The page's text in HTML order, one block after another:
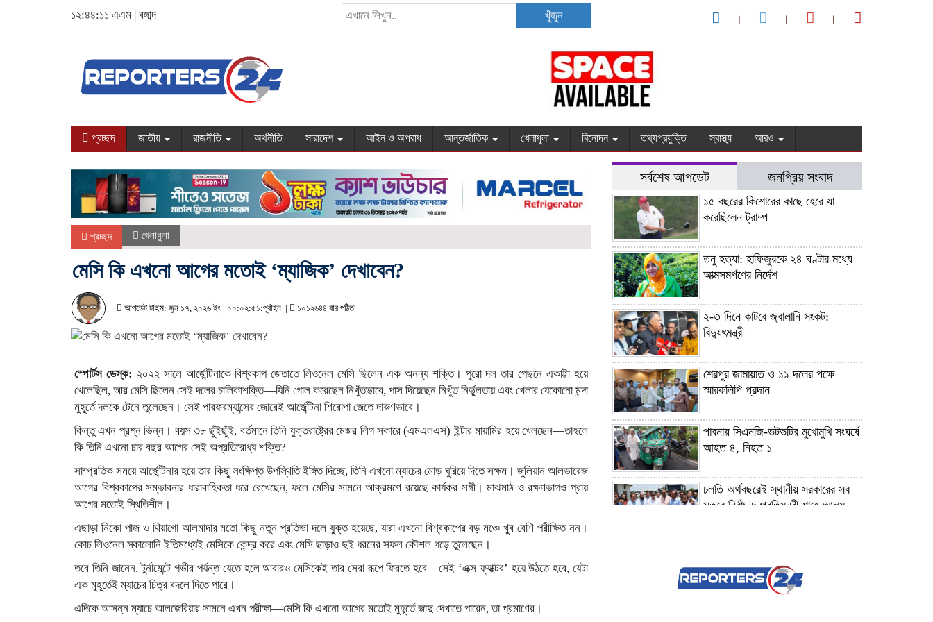
১২:৪৪:১২ এএম |বঙ্গাব্দ খুঁজুন
প্রচ্ছদ জাতীয় রাজনীতি অর্থনীতি সারাদেশ আইন ও অপরাধ আন্তর্জাতিক খেলাধুলা বিনোদন তথ্যপ্রযুক্তি স্বাস্থ্য আরও
প্রচ্ছদ খেলাধুলা
মেসি কি এখনো আগের মতোই ‘ম্যাজিক’ দেখাবেন?
আপডেট টাইম: জুন ১৭, ২০২৬ ইং | ০০:০২:৫১:পূর্বাহ্ন | ১০১২৬৪৪ বার পঠিত
স্পোর্টস ডেস্ক: ২০২২ সালে আর্জেন্টিনাকে বিশ্বকাপ জেতাতে লিওনেল মেসি ছিলেন এক অনন্য শক্তি। পুরো দল তার পেছনে একাট্টা হয়ে
খেলেছিল, আর মেসি ছিলেন সেই দলের চালিকাশক্তি—যিনি গোল করেছেন নিখুঁতভাবে, পাস দিয়েছেন নিখুঁত নির্ভুলতায় এবং খেলার যেকোনো মন্দা
মুহূর্তে দলকে টেনে তুলেছেন। সেই পারফরম্যান্সের জোরেই আর্জেন্টিনা শিরোপা জেতে দারুণভাবে।
কিন্তু এখন প্রশ্ন ভিন্ন। বয়স ৩৮ ছুঁইছুঁই, বর্তমানে তিনি যুক্তরাষ্ট্রের মেজর লিগ সকারে (এমএলএস) ইন্টার মায়ামির হয়ে খেলছেন—তাহলে
কি তিনি এখনো চার বছর আগের সেই অপ্রতিরোধ্য শক্তি?
সাম্প্রতিক সময়ে আর্জেন্টিনার হয়ে তার কিছু সংক্ষিপ্ত উপস্থিতি ইঙ্গিত দিচ্ছে, তিনি এখনো ম্যাচের মোড় ঘুরিয়ে দিতে সক্ষম। জুলিয়ান আলভারেজ
আগের বিশ্বকাপের সম্ভাবনার ধারাবাহিকতা ধরে রেখেছেন, ফলে মেসির সামনে আক্রমণে রয়েছে কার্যকর সঙ্গী। মাঝমাঠ ও রক্ষণভাগও প্রায়
আগের মতোই স্থিতিশীল।
এছাড়া নিকো পাজ ও থিয়াগো আলমাদার মতো কিছু নতুন প্রতিভা দলে যুক্ত হয়েছে, যারা এখনো বিশ্বকাপের বড় মঞ্চে খুব বেশি পরীক্ষিত নন।
কোচ লিওনেল স্কালোনি ইতিমধ্যেই মেসিকে কেন্দ্র করে এবং মেসি ছাড়াও দুই ধরনের সফল কৌশল গড়ে তুলেছেন।
তবে তিনি জানেন, টুর্নামেন্টে গভীর পর্যন্ত যেতে হলে আবারও মেসিকেই তার সেরা রূপে ফিরতে হবে—সেই ‘এক্স ফ্যাক্টর’ হয়ে উঠতে হবে, যেটা
এক মুহূর্তেই ম্যাচের চিত্র বদলে দিতে পারে।
এদিকে আসন্ন ম্যাচে আলজেরিয়ার সামনে এখন পরীক্ষা—মেসি কি এখনো আগের মতোই মুহূর্তে জাদু দেখাতে পারেন, তা প্রমাণের।
সর্বশেষ আপডেট জনপ্রিয় সংবাদ
১৫ বছরের কিশোরের কাছে হেরে যা
করেছিলেন ট্রাম্প
তনু হত্যা: হাফিজুরকে ২৪ ঘণ্টার মধ্যে
আত্মসমর্পণের নির্দেশ
২-৩ দিনে কাটবে জ্বালানি সংকট:
বিদ্যুৎমন্ত্রী
শেরপুর জামায়াত ও ১১ দলের পক্ষে
স্মারকলিপি প্রদান
পাবনায় সিএনজি-ভটভটির মুখোমুখি সংঘর্ষে
আহত ৪, নিহত ১
চলতি অর্থবছরেই স্থানীয় সরকারের সব
স্তরে নির্বাচন: প্রতিমন্ত্রী শাহে আলম
সচেতনতামূলক সভায় হামলার অভিযোগ,
আহত ১